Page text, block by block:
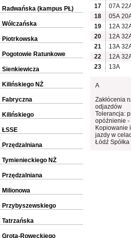
17
07A
18
05A
19
12A
20
12A
21
13A
22
12A
23
13A
A
Zakłócenia
odjazdów
Tolerancja:
opóźnienie -
Kopiowanie
jazdy w
Łódź
Radwańska (kampus PŁ)
Wólczańska
Piotrkowska
Pogotowie Ratunkowe
Sienkiewicza
Kilińskiego NŻ
Fabryczna
Kilińskiego
ŁSSE
Przędzalniana
Tymienieckiego NŻ
Przędzalniana
Milionowa
Przybyszewskiego
Tatrzańska
Grota-Roweckiego